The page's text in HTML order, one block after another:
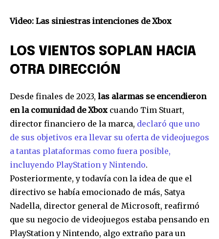
Video: Las siniestras intenciones de Xbox
LOS VIENTOS SOPLAN HACIA
OTRA DIRECCIÓN
Desde finales de 2023, las alarmas se encendieron
en la comunidad de Xbox cuando Tim Stuart,
director financiero de la marca, declaró que uno
de sus objetivos era llevar su oferta de videojuegos
a tantas plataformas como fuera posible,
incluyendo PlayStation y Nintendo.
Posteriormente, y todavía con la idea de que el
directivo se había emocionado de más, Satya
Nadella, director general de Microsoft, reafirmó
que su negocio de videojuegos estaba pensando en
PlayStation y Nintendo, algo extraño para un